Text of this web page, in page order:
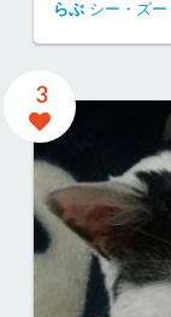
らぶ シー・ズー
3